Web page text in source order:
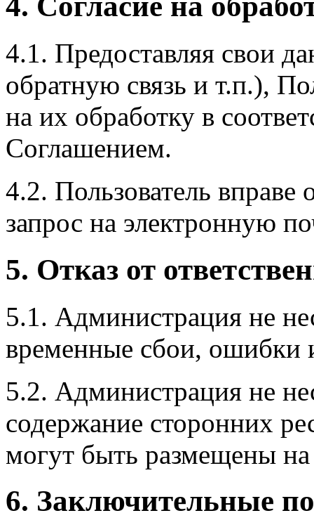
4.1. Предоставляя свои
обратную связь и т.п.),
на их обработку в
Соглашением.
4.2. Пользователь вправе
запрос на электронную
5. Отказ от
5.1. Администрация не
временные сбои, ошибки
5.2. Администрация не
содержание сторонних
могут быть размещены
6. Заключительные